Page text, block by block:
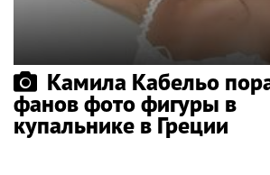
Камила Кабельо
фанов фото фигуры в
купальнике в Греции